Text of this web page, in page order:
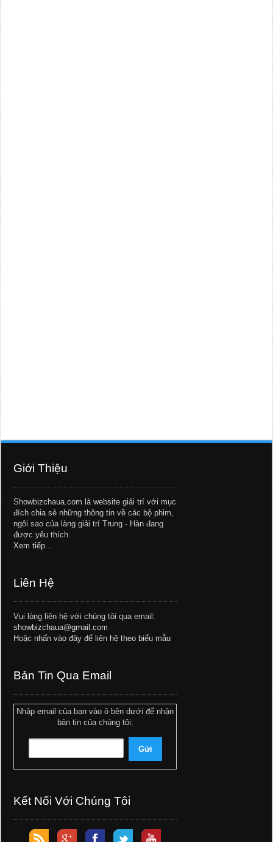
Giới Thiệu
Showbizchaua.com là website giải trí với mục
đích chia sẻ những thông tin về các bộ phim,
ngôi sao của làng giải trí Trung - Hàn đang
được yêu thích.
Xem tiếp...
Liên Hệ
Vui lòng liên hệ với chúng tôi qua email:
showbizchaua@gmail.com
Hoặc nhấn vào đây để liên hệ theo biểu mẫu
Bản Tin Qua Email
Nhập email của bạn vào ô bên dưới để nhận
bản tin của chúng tôi:
Kết Nối Với Chúng Tôi